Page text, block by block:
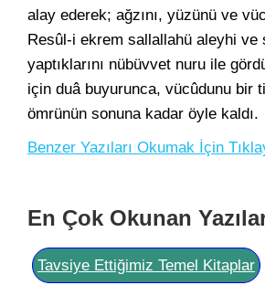
alay ederek; ağzını, yüzünü ve
Resûl-i ekrem sallallahü aleyhi ve
yaptıklarını nübüvvet nuru ile
için duâ buyurunca, vücûdunu bir
ömrünün sonuna kadar öyle kaldı.
Benzer Yazıları Okumak İçin
En Çok Okunan
Tavsiye Ettiğimiz Temel Kitaplar